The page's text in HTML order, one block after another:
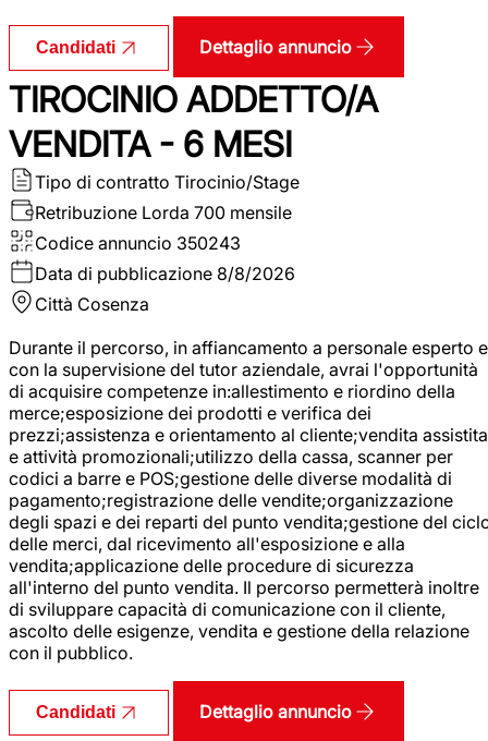
Candidati Dettaglio annuncio
TIROCINIO ADDETTO/A
VENDITA - 6 MESI
Tipo di contratto Tirocinio/Stage
Retribuzione Lorda 700 mensile
Codice annuncio 350243
Data di pubblicazione 8/8/2026
Città Cosenza
Durante il percorso, in affiancamento a personale esperto e
con la supervisione del tutor aziendale, avrai l'opportunità
di acquisire competenze in:allestimento e riordino della
merce;esposizione dei prodotti e verifica dei
prezzi;assistenza e orientamento al cliente;vendita assistita
e attività promozionali;utilizzo della cassa, scanner per
codici a barre e POS;gestione delle diverse modalità di
pagamento;registrazione delle vendite;organizzazione
degli spazi e dei reparti del punto vendita;gestione del
delle merci, dal ricevimento all'esposizione e alla
vendita;applicazione delle procedure di sicurezza
all'interno del punto vendita. Il percorso permetterà inoltre
di sviluppare capacità di comunicazione con il cliente,
ascolto delle esigenze, vendita e gestione della relazione
con il pubblico.
Candidati Dettaglio annuncio